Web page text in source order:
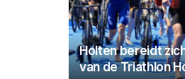
Holten bereidt
van de Triathlon